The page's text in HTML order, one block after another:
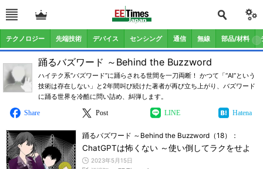
テクノロジー 先端技術 デバイス センシング 通信 無線 部品/材料
踊るバズワード ～Behind the Buzzword
ハイテク系“バズワード”に踊らされる世間を一刀両断！ かつて「“AI”という
技術は存在しない」と2年間叫び続けた著者が再び立ち上がり、バズワード
に踊る世界を冷酷に問い詰め、糾弾します。
Share
Post LINE Hatena
踊るバズワード ～Behind the Buzzword（18）：
ChatGPTは怖くない ～使い倒してラクをせよ
2023年5月15日